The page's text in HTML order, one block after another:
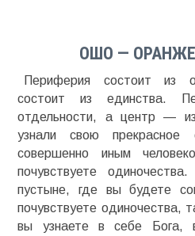
ОШО —
Периферия состоит из
состоит из единства.
отдельности, а центр —
узнали свою
совершенно иным
почувствуете
пустыне, где вы будете
почувствуете одиночества,
вы узнаете в себе Бога,